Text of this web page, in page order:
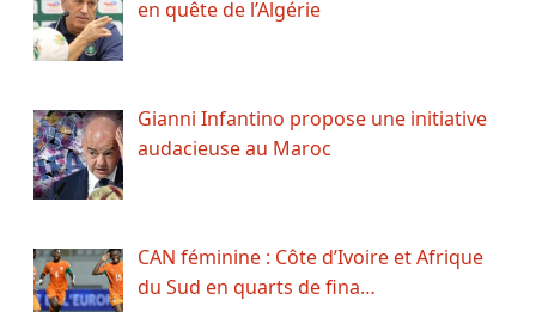
en quête de l’Algérie
Gianni Infantino propose une initiative
audacieuse au Maroc
CAN féminine : Côte d’Ivoire et Afrique
du Sud en quarts de fina…